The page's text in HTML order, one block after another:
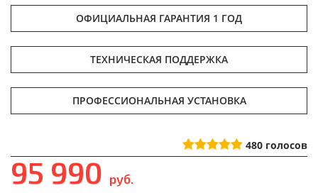
ОФИЦИАЛЬНАЯ ГАРАНТИЯ 1 ГОД
ТЕХНИЧЕСКАЯ ПОДДЕРЖКА
ПРОФЕССИОНАЛЬНАЯ УСТАНОВКА
480 голосов
95 990 руб.